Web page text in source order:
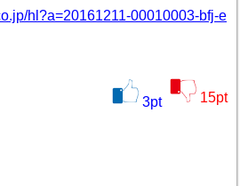
hl?a=20161211-00010003-bfj-e
3pt 15pt